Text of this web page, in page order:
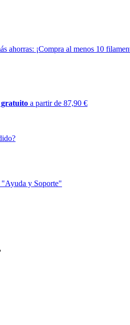
ahorras: ¡Compra al menos 10
gratuito a partir de 87,90 €
"Ayuda y Soporte"